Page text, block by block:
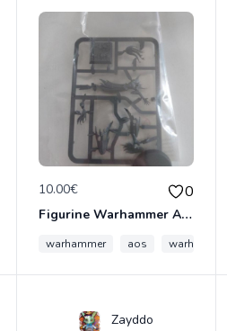
10.00€ 0
Figurine Warhammer AOS sous blister
warhammer aos warhammer
Zayddo